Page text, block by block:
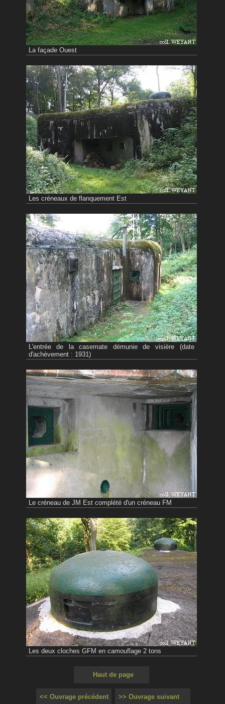
La façade Ouest
Les créneaux de flanquement Est
L'entrée de la casemate démunie de visière (date
d'achèvement : 1931)
Le créneau de JM Est complété d'un créneau FM
Les deux cloches GFM en camouflage 2 tons
Haut de page
>> Ouvrage suivant
<< Ouvrage précédent